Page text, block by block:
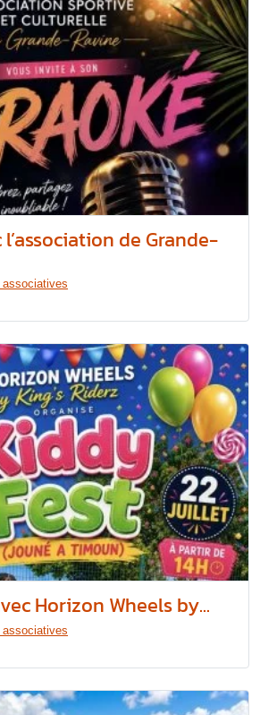
de Grande-
Horizon Wheels by...